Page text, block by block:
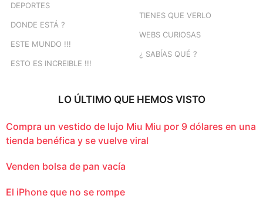
DEPORTES
DONDE ESTÁ ?
ESTE MUNDO !!!
ESTO ES INCREIBLE !!!
TIENES QUE VERLO
WEBS CURIOSAS
¿ SABÍAS QUÉ ?
LO ÚLTIMO QUE HEMOS VISTO
Compra un vestido de lujo Miu Miu por 9 dólares en una
tienda benéfica y se vuelve viral
Venden bolsa de pan vacía
El iPhone que no se rompe